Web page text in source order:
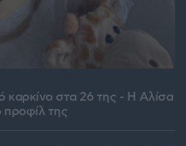
καρκίνο στα 26 της - Η Αλίσα
της